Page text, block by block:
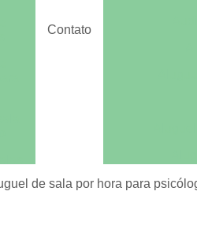
Contato
de sala por hora para